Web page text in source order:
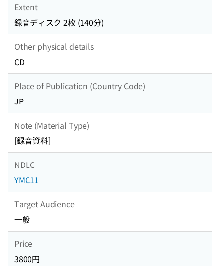
Extent
録音ディスク 2枚 (140分)
Other physical details
CD
Place of Publication (Country Code)
JP
Note (Material Type)
[録音資料]
NDLC
YMC11
Target Audience
一般
Price
3800円